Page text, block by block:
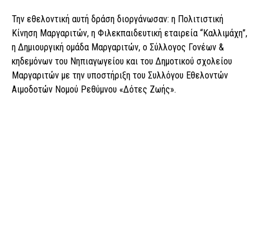
Την εθελοντική αυτή δράση διοργάνωσαν: η Πολιτιστική
Κίνηση Μαργαριτών, η Φιλεκπαιδευτική εταιρεία “Καλλιμάχη”,
η Δημιουργική ομάδα Μαργαριτών, ο Σύλλογος Γονέων &
κηδεμόνων του Νηπιαγωγείου και του Δημοτικού σχολείου
Μαργαριτών με την υποστήριξη του Συλλόγου Εθελοντών
Αιμοδοτών Νομού Ρεθύμνου «Δότες Ζωής».